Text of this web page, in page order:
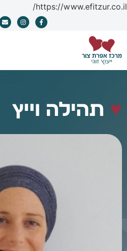
https://www.efitzur.co.il/
♥ תהילה וייץ